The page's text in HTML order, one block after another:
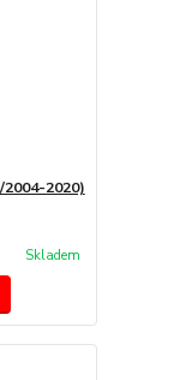
2004-2020)
Skladem